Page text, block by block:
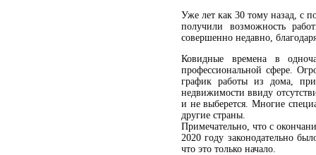
Уже лет как 30 тому назад, с
получили возможность
совершенно недавно,
Ковидные времена в
профессиональной сфере.
график работы из дома,
недвижимости ввиду
и не выберется. Многие
другие страны.
Примечательно, что с
2020 году законодательно
что это только начало.